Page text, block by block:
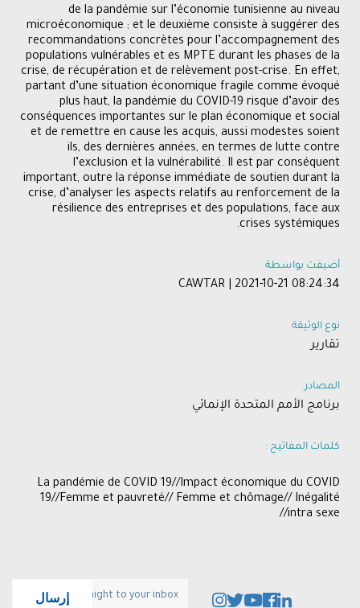
de la pandémie sur l’économie tunisienne au niveau
microéconomique ; et le deuxième consiste à suggérer des
recommandations concrètes pour l’accompagnement des
populations vulnérables et es MPTE durant les phases de la
crise, de récupération et de relèvement post-crise. En effet,
partant d’une situation économique fragile comme évoqué
plus haut, la pandémie du COVID-19 risque d’avoir des
conséquences importantes sur le plan économique et social
et de remettre en cause les acquis, aussi modestes soient
ils, des dernières années, en termes de lutte contre
l’exclusion et la vulnérabilité. Il est par conséquent
important, outre la réponse immédiate de soutien durant la
crise, d’analyser les aspects relatifs au renforcement de la
résilience des entreprises et des populations, face aux
crises systémiques.
أضيفت بواسطة
CAWTAR | 2021-10-21 08:24:34
نوع الوثيقة
تقارير
المصادر
برنامج الأمم المتحدة الإنمائي
كلمات المفاتيح :
La pandémie de COVID 19//Impact économique du COVID
19//Femme et pauvreté// Femme et chômage// Inégalité
intra sexe//
إرسال